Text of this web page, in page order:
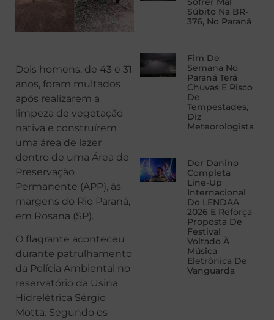
Dois homens, de 43 e 31
anos, foram multados
após realizarem a
limpeza de vegetação
nativa e construírem
uma área de lazer
dentro de uma Área de
Preservação
Permanente (APP), às
margens do Rio Paraná,
em Rosana (SP).
O flagrante aconteceu
durante patrulhamento
da Polícia Ambiental no
reservatório da Usina
Hidrelétrica Sérgio
Motta. Segundo os
Súbito Na BR-
376, No Paraná
Fim De
Semana No
Paraná Terá
Chuvas E Risco
De
Tempestades,
Diz
Meteorologista
Dor Danino
Completa
Line-Up
Internacional
Do LENDAA
2026 E Reforça
Proposta De
Festival
Voltado À
Música
Eletrônica De
Vanguarda